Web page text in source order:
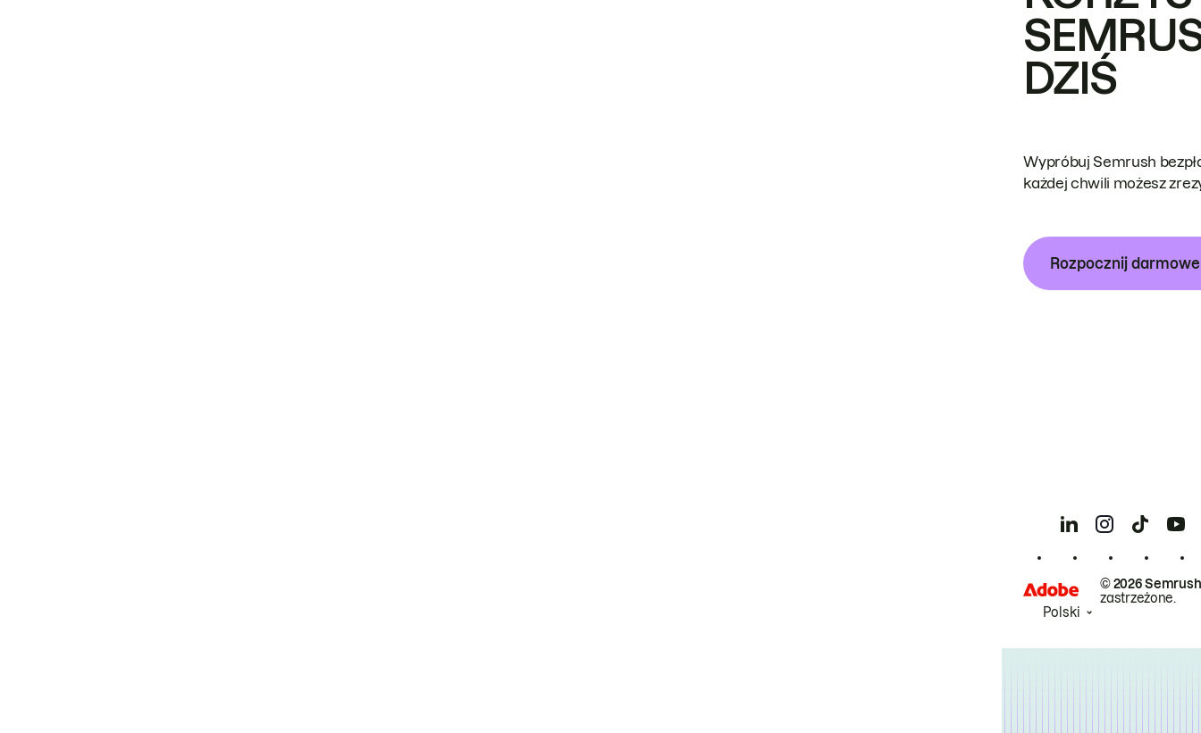
DZIŚ
Wypróbuj Semrush
każdej chwili możesz
Rozpocznij
© 2026
zastrzeżone.
Polski